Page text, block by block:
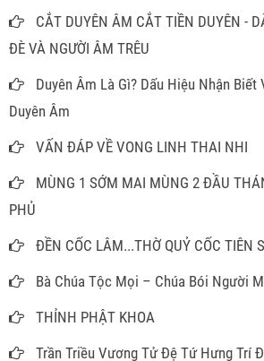
CẮT DUYÊN ÂM CẮT TIỀN DUYÊN -
ĐÈ VÀ NGƯỜI ÂM TRÊU
Duyên Âm Là Gì? Dấu Hiệu Nhận Biết
Duyên Âm
VẤN ĐÁP VỀ VONG LINH THAI NHI
MÙNG 1 SỚM MAI MÙNG 2 ĐẦU
PHỦ
ĐỀN CỐC LÂM...THỜ QUỶ CỐC TIÊN
Bà Chúa Tộc Mọi – Chúa Bói Người
THỈNH PHẬT KHOA
Trần Triều Vương Tử Đệ Tứ Hưng Trí